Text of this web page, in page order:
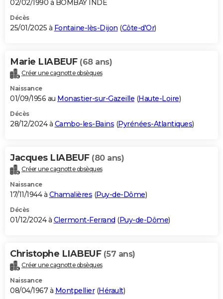
02/02/1990 à BOMBAY INDE
Décès
25/01/2025 à Fontaine-lès-Dijon (Côte-d'Or)
Marie LIABEUF (68 ans)
Créer une cagnotte obsèques
Naissance
01/09/1956 au Monastier-sur-Gazeille (Haute-Loire)
Décès
28/12/2024 à Cambo-les-Bains (Pyrénées-Atlantiques)
Jacques LIABEUF (80 ans)
Créer une cagnotte obsèques
Naissance
17/11/1944 à Chamalières (Puy-de-Dôme)
Décès
01/12/2024 à Clermont-Ferrand (Puy-de-Dôme)
Christophe LIABEUF (57 ans)
Créer une cagnotte obsèques
Naissance
08/04/1967 à Montpellier(Hérault)